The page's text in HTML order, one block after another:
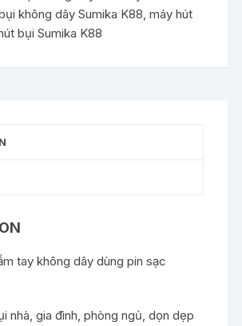
không dây Sumika K88,máy hút
bụi Sumika K88
tay không dây dùng pin sạc
nhà, gia đình, phòng ngủ, dọn dẹp